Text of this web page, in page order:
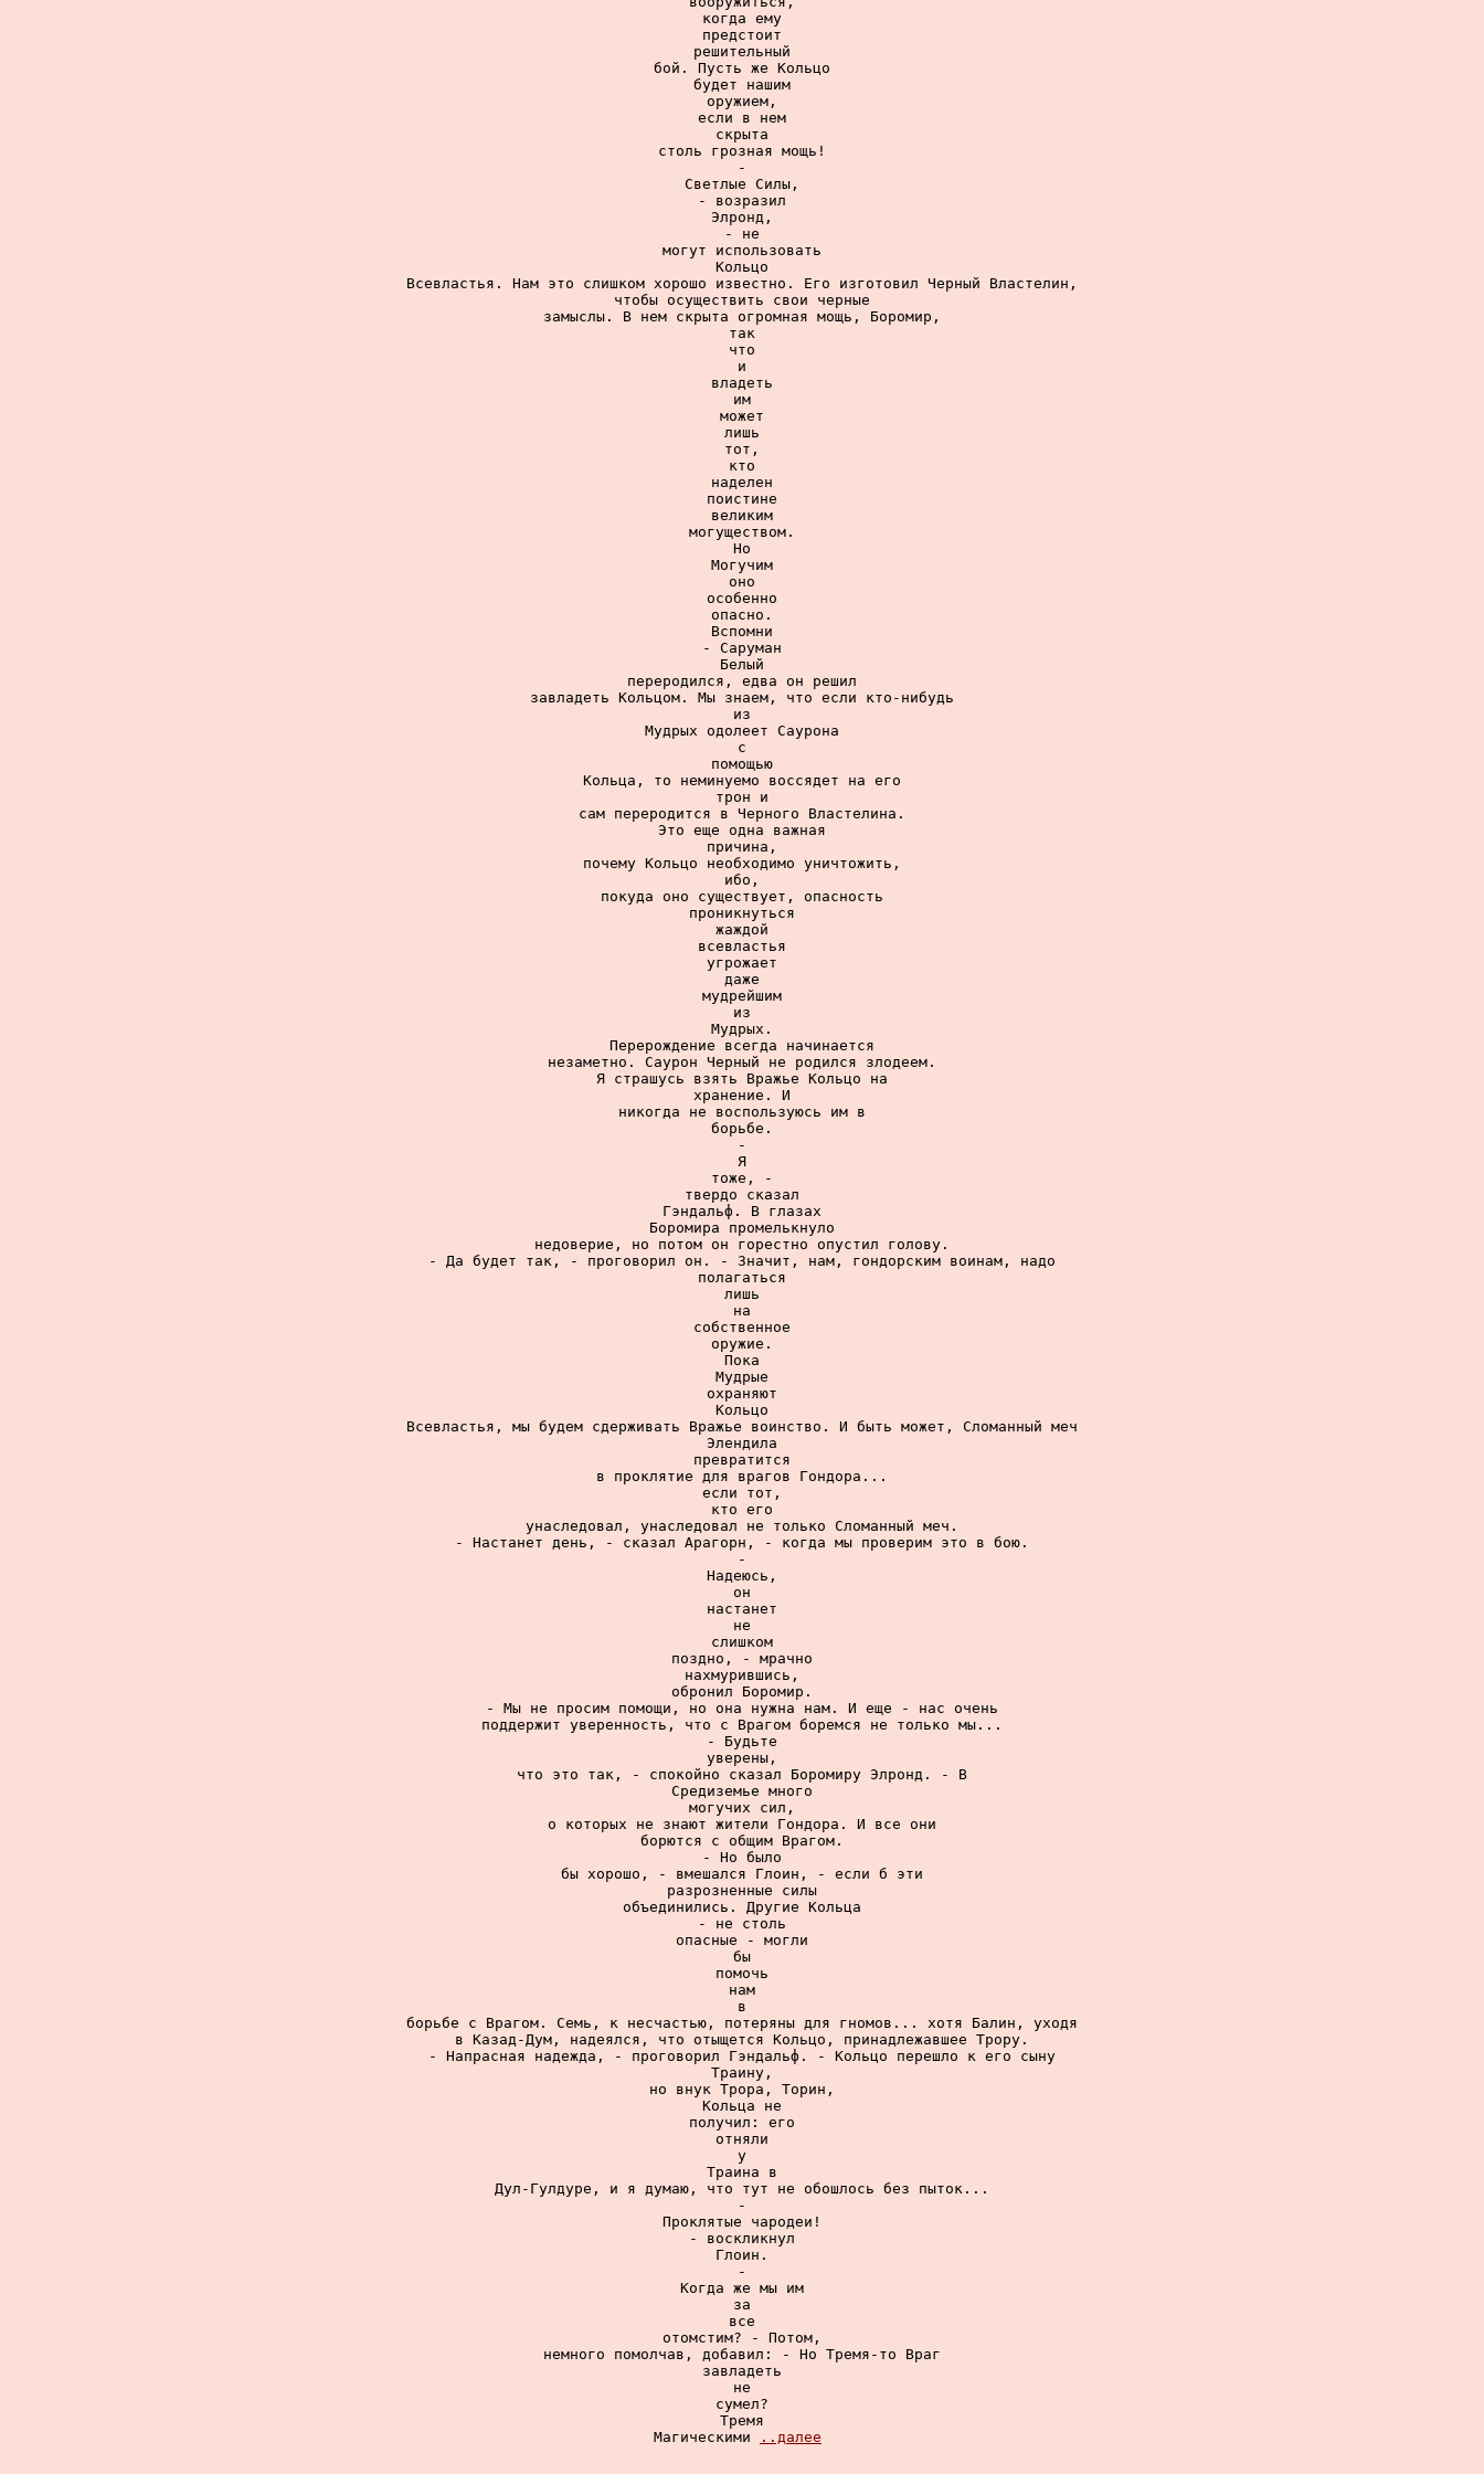
когда ему
предстоит
решительный
бой. Пусть же Кольцо
будет нашим
оружием,
если в нем
скрыта
столь грозная мощь!
-
Светлые Силы,
- возразил
Элронд,
- не
могут использовать
Кольцо
Всевластья. Нам это слишком хорошо известно. Его изготовил Черный Властелин,
чтобы осуществить свои черные
замыслы. В нем скрыта огромная мощь, Боромир,
так
что
и
владеть
им
может
лишь
тот,
кто
наделен
поистине
великим
могуществом.
Но
Могучим
оно
особенно
опасно.
Вспомни
- Саруман
Белый
переродился, едва он решил
завладеть Кольцом. Мы знаем, что если кто-нибудь
из
Мудрых одолеет Саурона
с
помощью
Кольца, то неминуемо воссядет на его
трон и
сам переродится в Черного Властелина.
Это еще одна важная
причина,
почему Кольцо необходимо уничтожить,
ибо,
покуда оно существует, опасность
проникнуться
жаждой
всевластья
угрожает
даже
мудрейшим
из
Мудрых.
Перерождение всегда начинается
незаметно. Саурон Черный не родился злодеем.
Я страшусь взять Вражье Кольцо на
хранение. И
никогда не воспользуюсь им в
борьбе.
-
Я
тоже, -
твердо сказал
Гэндальф. В глазах
Боромира промелькнуло
недоверие, но потом он горестно опустил голову.
- Да будет так, - проговорил он. - Значит, нам, гондорским воинам, надо
полагаться
лишь
на
собственное
оружие.
Пока
Мудрые
охраняют
Кольцо
Всевластья, мы будем сдерживать Вражье воинство. И быть может, Сломанный меч
Элендила
превратится
в проклятие для врагов Гондора...
если тот,
кто его
унаследовал, унаследовал не только Сломанный меч.
- Настанет день, - сказал Арагорн, - когда мы проверим это в бою.
-
Надеюсь,
он
настанет
не
слишком
поздно, - мрачно
нахмурившись,
обронил Боромир.
- Мы не просим помощи, но она нужна нам. И еще - нас очень
поддержит уверенность, что с Врагом боремся не только мы...
- Будьте
уверены,
что это так, - спокойно сказал Боромиру Элронд. - В
Средиземье много
могучих сил,
о которых не знают жители Гондора. И все они
борются с общим Врагом.
- Но было
бы хорошо, - вмешался Глоин, - если б эти
разрозненные силы
объединились. Другие Кольца
- не столь
опасные - могли
бы
помочь
нам
в
борьбе с Врагом. Семь, к несчастью, потеряны для гномов... хотя Балин, уходя
в Казад-Дум, надеялся, что отыщется Кольцо, принадлежавшее Трору.
- Напрасная надежда, - проговорил Гэндальф. - Кольцо перешло к его сыну
Траину,
но внук Трора, Торин,
Кольца не
получил: его
отняли
у
Траина в
Дул-Гулдуре, и я думаю, что тут не обошлось без пыток...
-
Проклятые чародеи!
- воскликнул
Глоин.
-
Когда же мы им
за
все
отомстим? - Потом,
немного помолчав, добавил: - Но Тремя-то Враг
завладеть
не
сумел?
Тремя
Магическими
..далее